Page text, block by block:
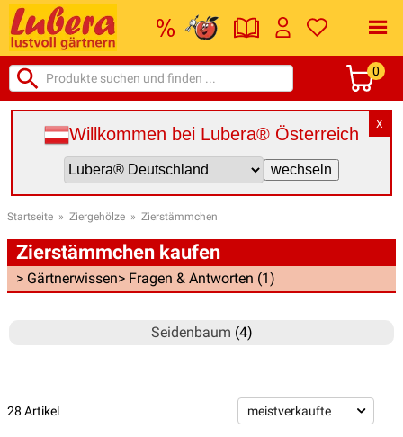
0
X
Willkommen bei Lubera® Österreich
Startseite » Ziergehölze » Zierstämmchen
Zierstämmchen kaufen
> Gärtnerwissen> Fragen & Antworten (1)
Seidenbaum (4)
28 Artikel